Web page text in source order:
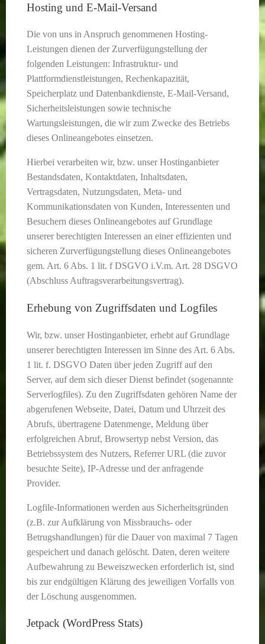
Hosting und E-Mail-Versand
Die von uns in Anspruch genommenen Hosting-
Leistungen dienen der Zurverfügungstellung der
folgenden Leistungen: Infrastruktur- und
Plattformdienstleistungen, Rechenkapazität,
Speicherplatz und Datenbankdienste, E-Mail-Versand,
Sicherheitsleistungen sowie technische
Wartungsleistungen, die wir zum Zwecke des Betriebs
dieses Onlineangebotes einsetzen.
Hierbei verarbeiten wir, bzw. unser Hostinganbieter
Bestandsdaten, Kontaktdaten, Inhaltsdaten,
Vertragsdaten, Nutzungsdaten, Meta- und
Kommunikationsdaten von Kunden, Interessenten und
Besuchern dieses Onlineangebotes auf Grundlage
unserer berechtigten Interessen an einer effizienten und
sicheren Zurverfügungstellung dieses Onlineangebotes
gem. Art. 6 Abs. 1 lit. f DSGVO i.V.m. Art. 28 DSGVO
(Abschluss Auftragsverarbeitungsvertrag).
Erhebung von Zugriffsdaten und Logfiles
Wir, bzw. unser Hostinganbieter, erhebt auf Grundlage
unserer berechtigten Interessen im Sinne des Art. 6 Abs.
1 lit. f. DSGVO Daten über jeden Zugriff auf den
Server, auf dem sich dieser Dienst befindet (sogenannte
Serverlogfiles). Zu den Zugriffsdaten gehören Name der
abgerufenen Webseite, Datei, Datum und Uhrzeit des
Abrufs, übertragene Datenmenge, Meldung über
erfolgreichen Abruf, Browsertyp nebst Version, das
Betriebssystem des Nutzers, Referrer URL (die zuvor
besuchte Seite), IP-Adresse und der anfragende
Provider.
Logfile-Informationen werden aus Sicherheitsgründen
(z.B. zur Aufklärung von Missbrauchs- oder
Betrugshandlungen) für die Dauer von maximal 7 Tagen
gespeichert und danach gelöscht. Daten, deren weitere
Aufbewahrung zu Beweiszwecken erforderlich ist, sind
bis zur endgültigen Klärung des jeweiligen Vorfalls von
der Löschung ausgenommen.
Jetpack (WordPress Stats)